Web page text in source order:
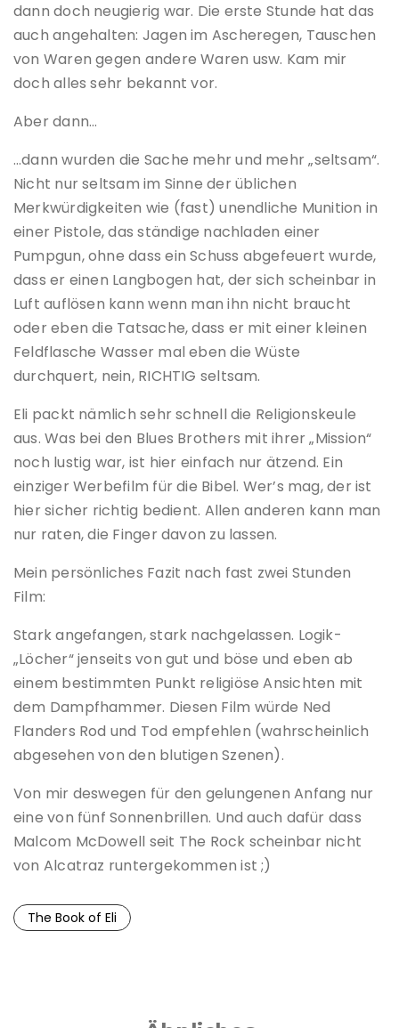
dann doch neugierig war. Die erste Stunde hat das
auch angehalten: Jagen im Ascheregen, Tauschen
von Waren gegen andere Waren usw. Kam mir
doch alles sehr bekannt vor.
Aber dann…
…dann wurden die Sache mehr und mehr „seltsam“.
Nicht nur seltsam im Sinne der üblichen
Merkwürdigkeiten wie (fast) unendliche Munition in
einer Pistole, das ständige nachladen einer
Pumpgun, ohne dass ein Schuss abgefeuert wurde,
dass er einen Langbogen hat, der sich scheinbar in
Luft auflösen kann wenn man ihn nicht braucht
oder eben die Tatsache, dass er mit einer kleinen
Feldflasche Wasser mal eben die Wüste
durchquert, nein, RICHTIG seltsam.
Eli packt nämlich sehr schnell die Religionskeule
aus. Was bei den Blues Brothers mit ihrer „Mission“
noch lustig war, ist hier einfach nur ätzend. Ein
einziger Werbefilm für die Bibel. Wer’s mag, der ist
hier sicher richtig bedient. Allen anderen kann man
nur raten, die Finger davon zu lassen.
Mein persönliches Fazit nach fast zwei Stunden
Film:
Stark angefangen, stark nachgelassen. Logik-
„Löcher“ jenseits von gut und böse und eben ab
einem bestimmten Punkt religiöse Ansichten mit
dem Dampfhammer. Diesen Film würde Ned
Flanders Rod und Tod empfehlen (wahrscheinlich
abgesehen von den blutigen Szenen).
Von mir deswegen für den gelungenen Anfang nur
eine von fünf Sonnenbrillen. Und auch dafür dass
Malcom McDowell seit The Rock scheinbar nicht
von Alcatraz runtergekommen ist ;)
The Book of Eli